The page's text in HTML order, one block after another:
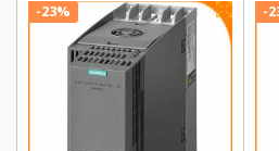
-23% -